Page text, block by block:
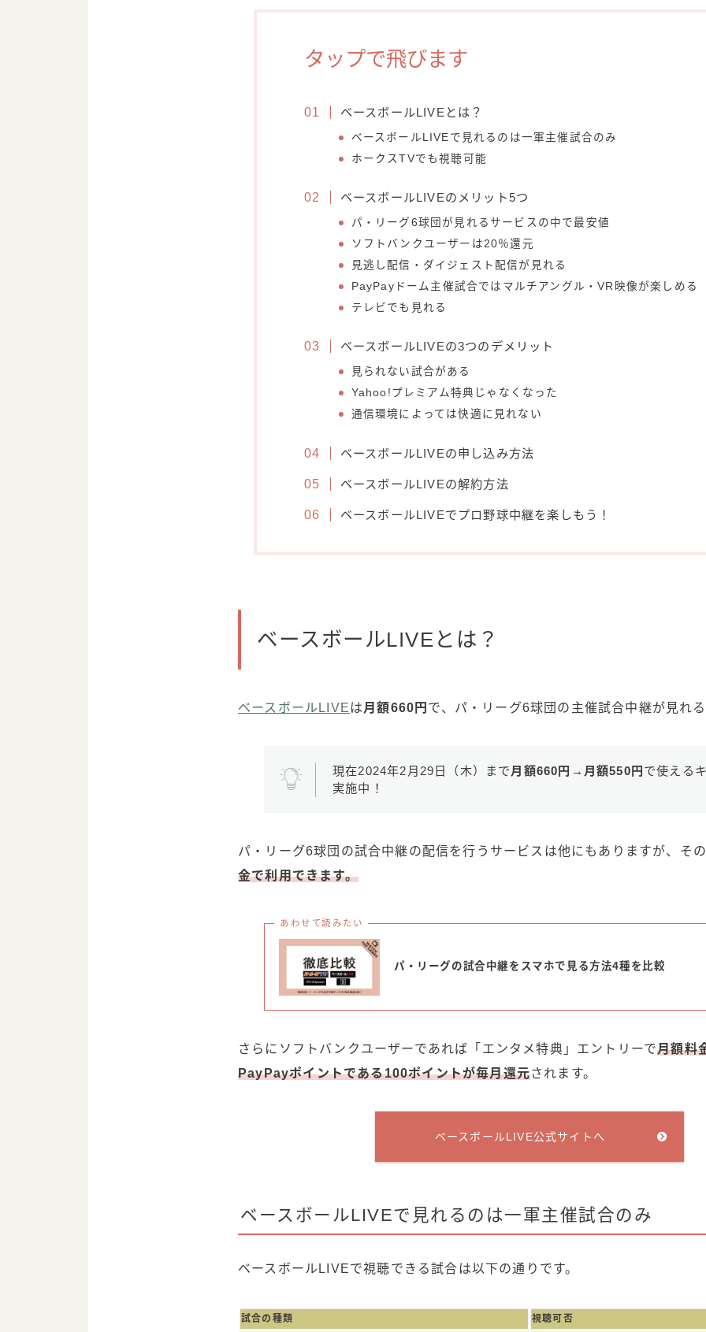
タップで飛びます
ベースボールLIVEとは？
ベースボールLIVEで見れるのは一軍主催試合のみ
ホークスTVでも視聴可能
ベースボールLIVEのメリット5つ
パ・リーグ6球団が見れるサービスの中で最安値
ソフトバンクユーザーは20％還元
見逃し配信・ダイジェスト配信が見れる
PayPayドーム主催試合ではマルチアングル・VR映像が楽しめる
テレビでも見れる
ベースボールLIVEの3つのデメリット
見られない試合がある
Yahoo!プレミアム特典じゃなくなった
通信環境によっては快適に見れない
ベースボールLIVEの申し込み方法
ベースボールLIVEの解約方法
ベースボールLIVEでプロ野球中継を楽しもう！
ベースボールLIVEとは？
ベースボールLIVEは月額660円 で、パ・リーグ6球団の主催試合中継が見れ
現在2024年2月29日（木）まで月額660円→月額550円 で使える
実施中！
パ・リーグ6球団の試合中継の配信を行うサービスは他にもありますが、そ
金で利用できます。
あわせて読みたい
パ・リーグの試合中継をスマホで見る方法4種を比較
さらにソフトバンクユーザーであれば「エンタメ特典」エントリーで月額料
PayPayポイントである100ポイントが毎月還元されます。
ベースボールLIVE公式サイトへ
ベースボールLIVEで見れるのは一軍主催試合のみ
ベースボールLIVEで視聴できる試合は以下の通りです。
試合の種類 視聴可否